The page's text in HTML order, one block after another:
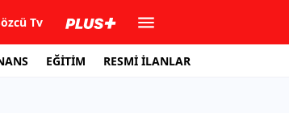
Tv
EĞİTİM RESMİ İLANLAR